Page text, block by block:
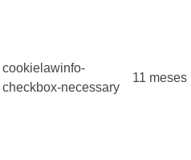
cookielawinfo-
checkbox-necessary
11 meses